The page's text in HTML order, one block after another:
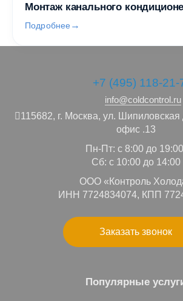
Монтаж канального
Подробнее
+7 (495) 118-21-
info@coldcontrol.ru
115682, г. Москва, ул. Шипиловская
офис .13
Пн-Пт: с 8:00 до
Сб: с 10:00 до 14:00
ООО «Контроль
ИНН 7724834074, КПП
Заказать звонок
Популярные